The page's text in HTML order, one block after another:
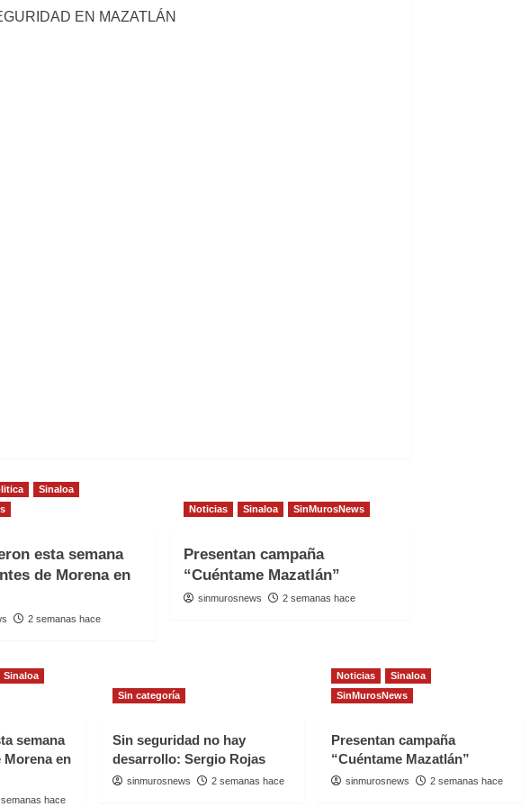
EN MAZATLÁN
Sinaloa
esta semana
de Morena en
2 semanas hace
Noticias Sinaloa SinMurosNews
Presentan campaña
“Cuéntame Mazatlán”
sinmurosnews 2 semanas hace
Sinaloa
semana
Morena en
hace
Sin categoría
Sin seguridad no hay
desarrollo: Sergio Rojas
sinmurosnews 2 semanas hace
Noticias
Sinaloa
SinMurosNews
Presentan campaña
“Cuéntame Mazatlán”
sinmurosnews 2 semanas hace